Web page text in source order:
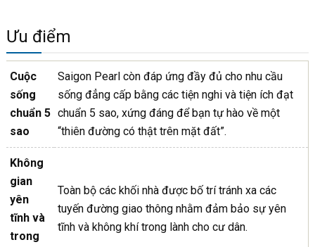
Ưu điểm
Cuộc
sống
chuẩn 5
sao
Saigon Pearl còn đáp ứng đầy đủ cho nhu cầu
sống đẳng cấp bằng các tiện nghi và tiện ích đạt
chuẩn 5 sao, xứng đáng để bạn tự hào về một
“thiên đường có thật trên mặt đất”.
Không
gian
yên
tĩnh và
trong
Toàn bộ các khối nhà được bố trí tránh xa các
tuyến đường giao thông nhằm đảm bảo sự yên
tĩnh và không khí trong lành cho cư dân.